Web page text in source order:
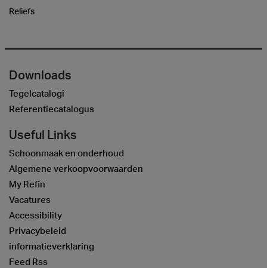
Reliefs
Downloads
Tegelcatalogi
Referentiecatalogus
Useful Links
Schoonmaak en onderhoud
Algemene verkoopvoorwaarden
My Refin
Vacatures
Accessibility
Privacybeleid
informatieverklaring
Feed Rss